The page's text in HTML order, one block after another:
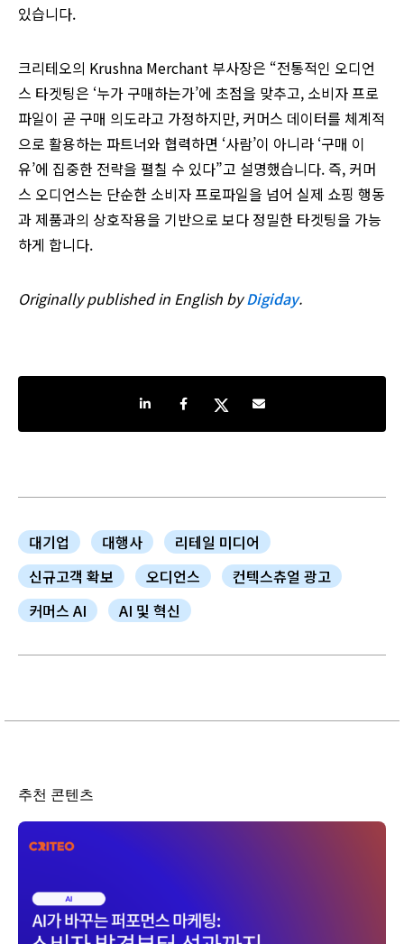
있습니다.
크리테오의 Krushna Merchant 부사장은 “전통적인 오디언
스 타겟팅은 ‘누가 구매하는가’에 초점을 맞추고, 소비자 프로
파일이 곧 구매 의도라고 가정하지만, 커머스 데이터를 체계적
으로 활용하는 파트너와 협력하면 ‘사람’이 아니라 ‘구매 이
유’에 집중한 전략을 펼칠 수 있다”고 설명했습니다. 즉, 커머
스 오디언스는 단순한 소비자 프로파일을 넘어 실제 쇼핑 행동
과 제품과의 상호작용을 기반으로 보다 정밀한 타겟팅을 가능
하게 합니다.
Originally published in English byDigiday.
Share on LinkedIn
Share on Facebook
Share on Twitter
Share by e-mail
대기업 대행사
리테일 미디어
신규고객 확보
오디언스
컨텍스츄얼 광고
커머스 AI
AI 및 혁신
추천 콘텐츠